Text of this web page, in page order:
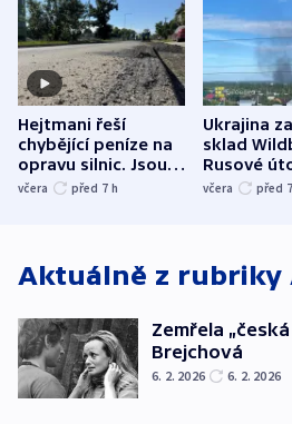
Hejtmani řeší
chybějící peníze na
opravu silnic. Jsou
nenárokové, namítá
včera před 7 h
Ukrajina
sklad
Rusové
trh, hasiče
včera před 7
Aktuálně z rubriky
Zemřela
Brejchová
6. 2. 2026 6. 2. 2026